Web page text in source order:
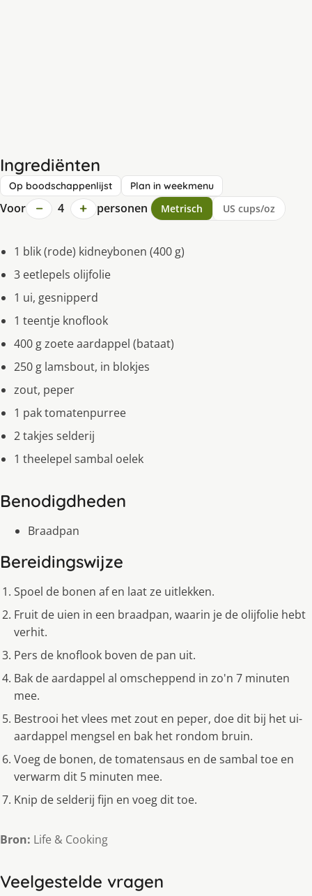
Ingrediënten
Op boodschappenlijst Plan in weekmenu
Voor − 4 + personen Metrisch US cups/oz
1 blik (rode) kidneybonen (400 g)
3 eetlepels olijfolie
1 ui, gesnipperd
1 teentje knoflook
400 g zoete aardappel (bataat)
250 g lamsbout, in blokjes
zout, peper
1 pak tomatenpurree
2 takjes selderij
1 theelepel sambal oelek
Benodigdheden
Braadpan
Bereidingswijze
Spoel de bonen af en laat ze uitlekken.
Fruit de uien in een braadpan, waarin je de olijfolie hebt
verhit.
Pers de knoflook boven de pan uit.
Bak de aardappel al omscheppend in zo'n 7 minuten
mee.
Bestrooi het vlees met zout en peper, doe dit bij het ui-
aardappel mengsel en bak het rondom bruin.
Voeg de bonen, de tomatensaus en de sambal toe en
verwarm dit 5 minuten mee.
Knip de selderij fijn en voeg dit toe.
Bron: Life & Cooking
Veelgestelde vragen